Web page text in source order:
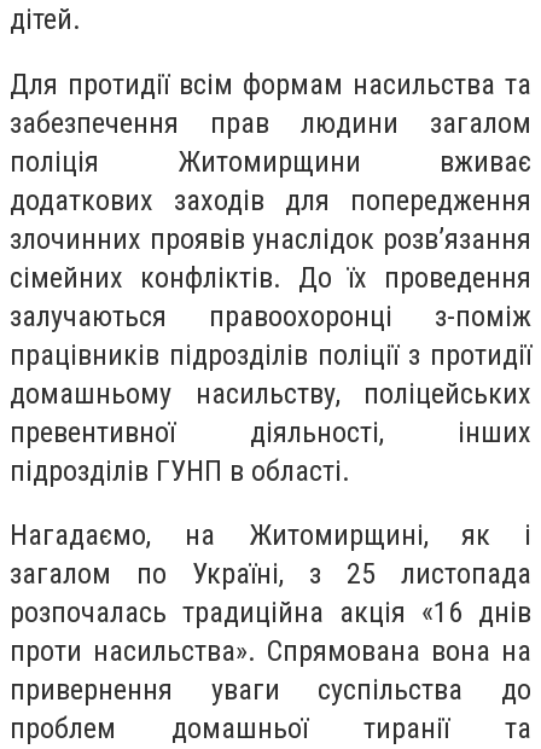
дітей.
Для протидії всім формам насильства та
забезпечення прав людини загалом
поліція Житомирщини вживає
додаткових заходів для попередження
злочинних проявів унаслідок розв’язання
сімейних конфліктів. До їх проведення
залучаються правоохоронці з-поміж
працівників підрозділів поліції з протидії
домашньому насильству, поліцейських
превентивної діяльності, інших
підрозділів ГУНП в області.
Нагадаємо, на Житомирщині, як і
загалом по Україні, з 25 листопада
розпочалась традиційна акція «16 днів
проти насильства». Спрямована вона на
привернення уваги суспільства до
проблем домашньої тиранії та